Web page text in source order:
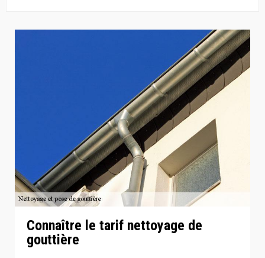
Connaître le tarif nettoyage de
gouttière